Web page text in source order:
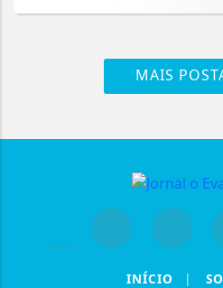
MAIS
INÍCIO |